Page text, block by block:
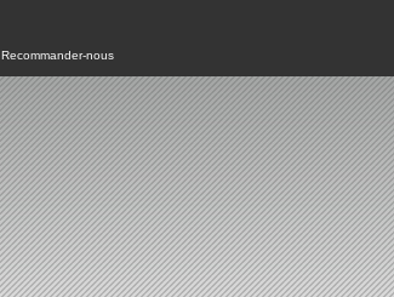
Recommander-nous